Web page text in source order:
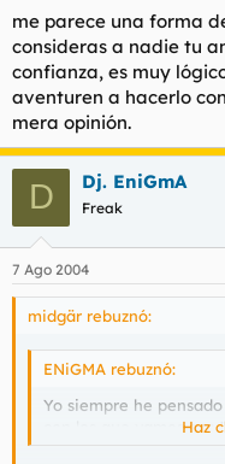
me parece una forma
consideras a nadie tu
confianza, es muy
aventuren a hacerlo
mera opinión.
D Dj. EniGmA
Freak
7 Ago 2004
midgär rebuznó:
ENiGMA rebuznó:
Yo siempre he
con los que vamos son
Haz